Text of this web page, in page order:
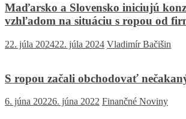
Maďarsko a Slovensko iniciujú
vzhľadom na situáciu s ropou od
22. júla 202422. júla 2024 Vladimír Bačišin
S ropou začali obchodovať
6. júna 20226. júna 2022 Finančné Noviny